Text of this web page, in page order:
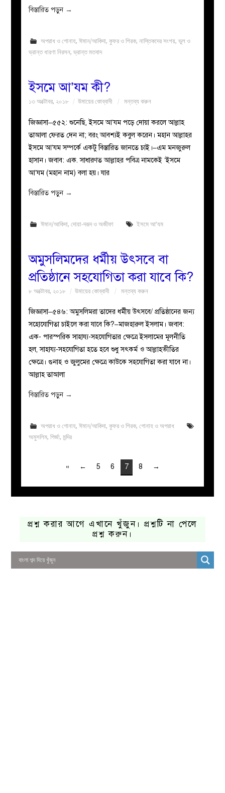
বিস্তারিত পড়ুন →
অপরাধ ও গোনাহ, ঈমান/আকিদা, কুফর ও শিরক, নাস্তিকদের সংশয়, ভুল ও
ভ্রান্ত ধারণা নিরসন,ভ্রান্ত মতবাদ
ইসমে আ’যম কী?
১৩ অক্টোবর, ২০১৮ উমায়ের কোব্বাদী মন্তব্য করুন
জিজ্ঞাসা–৫৫২: শুনেছি, ইসমে আ’যম পড়ে দোয়া করলে আল্লাহ
তাআলা ফেরত দেন না; বরং আবশ্যই কবুল করেন। মহান আল্লাহর
ইসমে আ’যম সম্পর্কে একটু বিস্তারিত জানতে চাই।–এম মনজুরুল
হাসান। জবাব: এক. সাধারণত আল্লাহর পবিত্র নামকেই ‘ইসমে
আ’যম (মহান নাম) বলা হয়। যার
বিস্তারিত পড়ুন →
ঈমান/আকিদা, দোয়া-দরূদ ও অজীফা ইসমে আ’যম
অমুসলিমদের ধর্মীয় উৎসবে বা
প্রতিষ্ঠানে সহযোগিতা করা যাবে কি?
৮ অক্টোবর, ২০১৮ উমায়ের কোব্বাদী মন্তব্য করুন
জিজ্ঞাসা–৫৪৬: অমুসলিমরা তাদের ধর্মীয় উৎসবে/ প্রতিষ্ঠানের জন্য
সহোযোগিতা চাইলে করা যাবে কি?–মাজহারুল ইসলাম। জবাব:
এক- পারস্পরিক সাহায্য-সহযোগিতার ক্ষেত্রে ইসলামের মূলনীতি
হল, সাহায্য-সহযোগিতা হতে হবে শুধু সৎকর্ম ও আল্লাহভীতির
ক্ষেত্রে। গুনাহ ও জুলুমের ক্ষেত্রে কাউকে সহযোগিতা করা যাবে না।
আল্লাহ তাআলা
বিস্তারিত পড়ুন →
অপরাধ ও গোনাহ, ঈমান/আকিদা, কুফর ও শিরক, গোনাহ ও অপরাধ
অমুসলিম,গির্জা,মন্দির
« ← 5 6 7 8 →
প্রশ্ন করার আগে এখানে খুঁজুন। প্রশ্নটি না পেলে
প্রশ্ন করুন।